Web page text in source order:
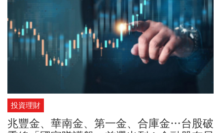
變，股價超過1,000元至2,000元者，價差標準為300元；股價超過
2,000元至3,000元者，價差標準為450元，依此類推。證交所表示，
法規周一公告，即起開始實施，只要處置日期達到新標準，就可以
解除，而8/10後就完全採計新的計算方式。民進黨立委王世堅近期
即針對處置機制談到，現行處置制度仍沿用30年前的監理思維，已
無法反映如今成交量動輒數千億元的市場規模，直言「30年前的過
時制度，正在成為台股流動性的殺手」，呼籲金管會全面檢討處置
而「少年股神」巨人傑早前在台股大跌之際，也發文示警認為現行
處置制度不僅限制投資人正常交易，更可能衍生系統性風險，他認
為處置制度原本設計的目的，是在股價大漲時避免投資人過度追
價，但若市場處於急跌階段，反而可能產生反效果。巨人傑指出，
投資理財
兆豐金、華南金、第一金、合庫金…台股破